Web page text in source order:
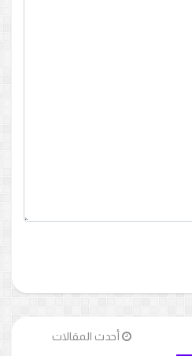
أحدث المقالات